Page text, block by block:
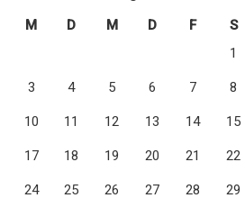
M D M D F S
1
3 4 5 6 7 8
10 11 12 13 14 15
17 18 19 20 21 22
24 25 26 27 28 29